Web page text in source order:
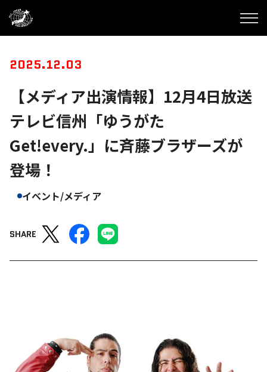
2025.12.03
【メディア出演情報】12月4日放送
テレビ信州「ゆうがた
Get!every.」に斉藤ブラザーズが
登場！
イベント/メディア
SHARE